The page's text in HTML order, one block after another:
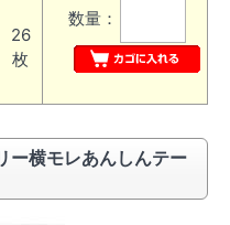
26
枚
数量：
ー横モレあんしんテー